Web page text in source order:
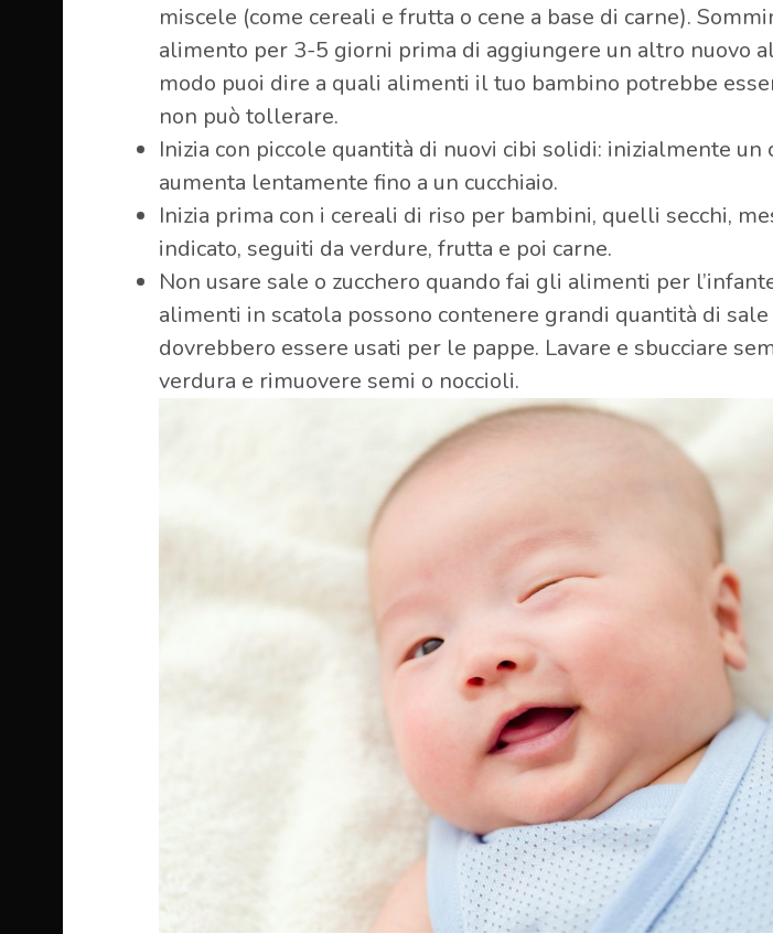
miscele (come cereali e frutta o cene a base di carne).
alimento per 3-5 giorni prima di aggiungere un altro nuovo
modo puoi dire a quali alimenti il ​​tuo bambino potrebbe
non può tollerare.
Inizia con piccole quantità di nuovi cibi solidi: inizialmente un
aumenta lentamente fino a un cucchiaio.
Inizia prima con i cereali di riso per bambini, quelli secchi,
indicato, seguiti da verdure, frutta e poi carne.
Non usare sale o zucchero quando fai gli alimenti per
alimenti in scatola possono contenere grandi quantità di sale
dovrebbero essere usati per le pappe. Lavare e sbucciare
verdura e rimuovere semi o noccioli.